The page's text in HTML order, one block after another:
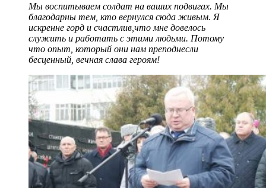
Мы воспитываем солдат на ваших подвигах. Мы
благодарны тем, кто вернулся сюда живым. Я
искренне горд и счастлив,что мне довелось
служить и работать с этими людьми. Потому
что опыт, который они нам преподнесли
бесценный, вечная слава героям!